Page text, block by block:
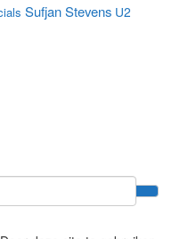
Sufjan Stevens U2